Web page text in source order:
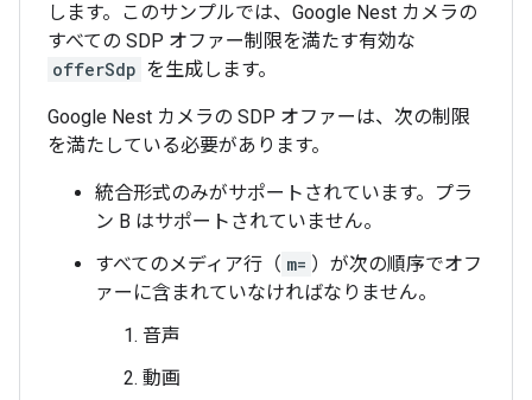
します。このサンプルでは、Google Nest カメラの
すべての SDP オファー制限を満たす有効な
offerSdp を生成します。
Google Nest カメラの SDP オファーは、次の制限
を満たしている必要があります。
統合形式のみがサポートされています。プラ
ン B はサポートされていません。
すべてのメディア行（ m= ）が次の順序でオフ
ァーに含まれていなければなりません。
音声
動画